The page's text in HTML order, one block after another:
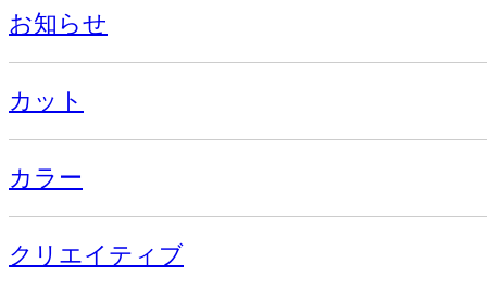
お知らせ
カット
カラー
クリエイティブ